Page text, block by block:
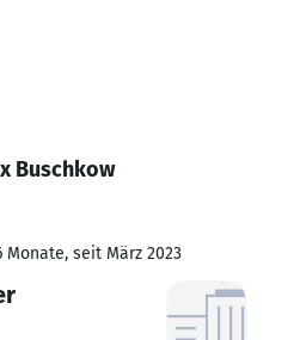
Buschkow
Monate, seit März 2023